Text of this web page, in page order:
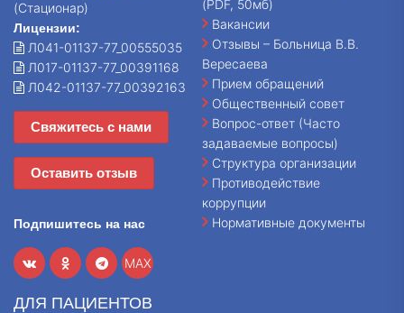
(Стационар)
Лицензии:
Л041-01137-77_00555035
Л017-01137-77_00391168
Л042-01137-77_00392163
Свяжитесь с нами
Оставить отзыв
Подпишитесь на нас
MAX
(PDF, 50мб)
Вакансии
Отзывы – Больница В.В.
Вересаева
Прием обращений
Общественный совет
Вопрос-ответ (Часто
задаваемые вопросы)
Структура организации
Противодействие
коррупции
Нормативные документы
ДЛЯ ПАЦИЕНТОВ